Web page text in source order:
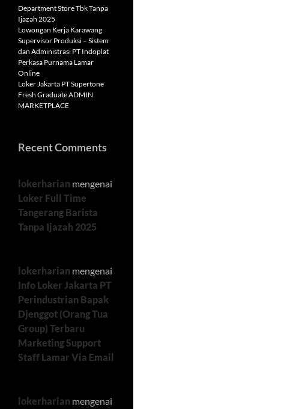
Department Store Tbk Tanpa
Ijazah 2025
Lowongan Kerja Karawang
Supervisor Produksi – Sistem
dan Administrasi PT Indoplat
Perkasa Purnama Lamar
Online
Loker Jakarta PT Supertone
Fresh Graduate ADMIN
MARKETPLACE
Recent Comments
lokerharian mengenai
Loker Full Time
Tangerang Barista
Tanpa Ijazah 2025
lokerharian mengenai
Info Loker Jakarta PT
Perindustrian Bapak
Djenggot (Orang Tua
Group) Terbaru
Marketing Support
Staff Lamar Via Email
lokerharian mengenai